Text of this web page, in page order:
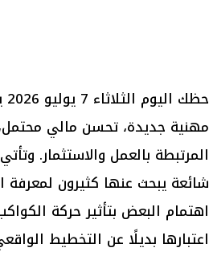
مهنية جديدة، تحسن مالي
المرتبطة بالعمل والاستثمار.
شائعة يبحث عنها كثيرون لمعرفة
اهتمام البعض بتأثير حركة
اعتبارها بديلًا عن التخطيط